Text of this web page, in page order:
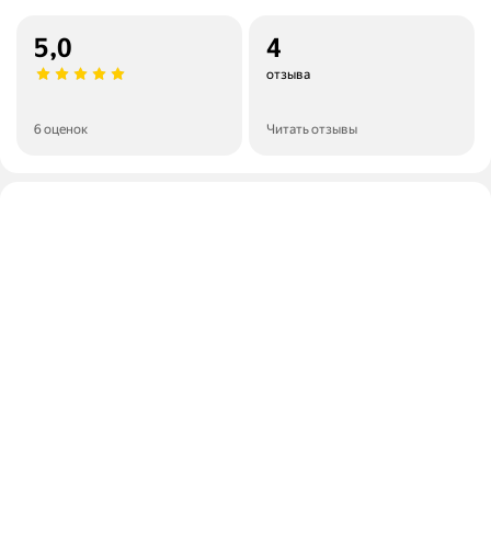
5,0
6 оценок
4
отзыва
Читать отзывы